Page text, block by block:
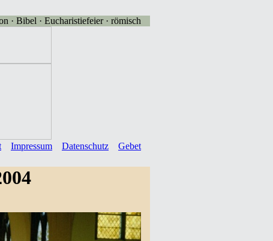
· Bibel · Eucharistiefeier · römisch
Impressum Datenschutz Gebet